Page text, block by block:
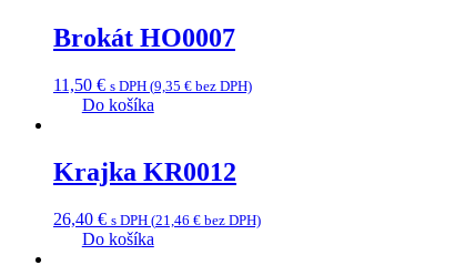
Brokát HO0007
11,50 € s DPH (9,35 € bez DPH)
Do košíka
Krajka KR0012
26,40 € s DPH (21,46 € bez DPH)
Do košíka